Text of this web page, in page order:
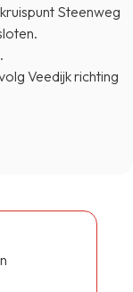
Steenweg
Veedijk richting